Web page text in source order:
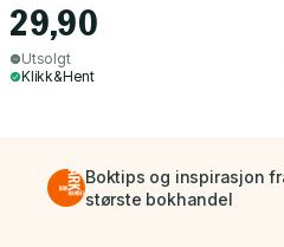
29,90
Utsolgt
Klikk&Hent
Boktips og inspirasjon
største bokhandel